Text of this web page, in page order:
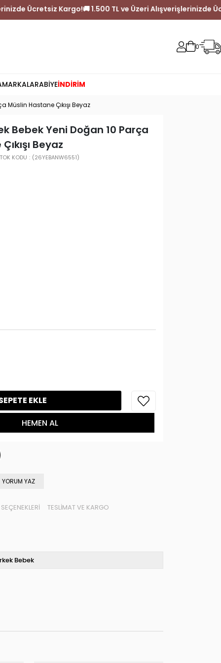
Ücretsiz Kargo!🚚 1.500 TL ve Üzeri
0
MARKALARABİYEİNDİRİM
Müslin Hastane Çıkışı Beyaz
Bebek Yeni Doğan 10 Parça
Beyaz
(26YEBANW6551)
KODU
YORUM YAZ
TESLIMAT VE KARGO
Bebek